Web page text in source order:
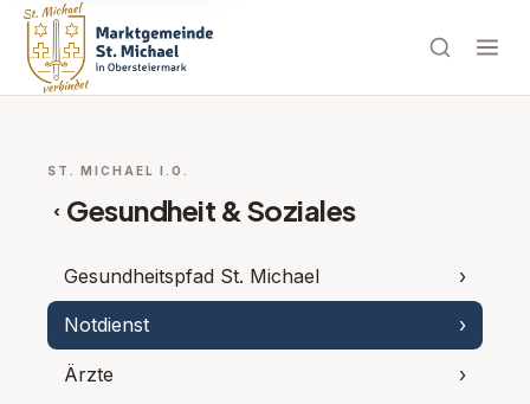
ST. MICHAEL I.O.
‹ Gesundheit & Soziales
Gesundheitspfad St. Michael ›
Notdienst ›
Ärzte ›